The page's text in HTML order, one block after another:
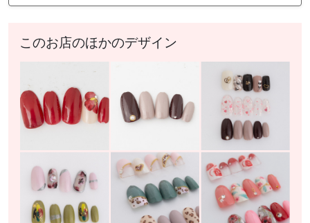
このお店のほかのデザイン